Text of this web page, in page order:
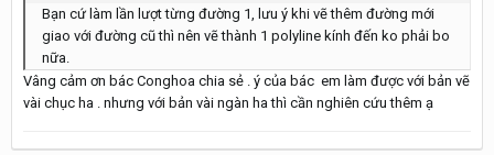
Bạn cứ làm lần lượt từng đường 1, lưu ý khi vẽ thêm đường mới
giao với đường cũ thì nên vẽ thành 1 polyline kính đến ko phải bo
nữa.
Vâng cảm ơn bác Conghoa chia sẻ . ý của bác em làm được với bản vẽ
vài chục ha . nhưng với bản vài ngàn ha thì cần nghiên cứu thêm ạ